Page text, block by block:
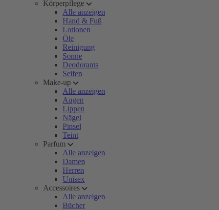
Körperpflege
Alle anzeigen
Hand & Fuß
Lotionen
Öle
Reinigung
Sonne
Deodorants
Seifen
Make-up
Alle anzeigen
Augen
Lippen
Nägel
Pinsel
Teint
Parfum
Alle anzeigen
Damen
Herren
Unisex
Accessoires
Alle anzeigen
Bücher